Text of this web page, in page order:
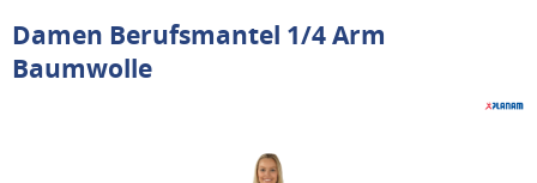
Damen Berufsmantel 1/4 Arm
Baumwolle